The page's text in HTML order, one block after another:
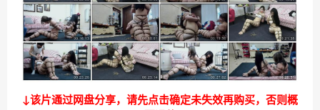
↓该片通过网盘分享，请先点击确定未失效再购买，否则概